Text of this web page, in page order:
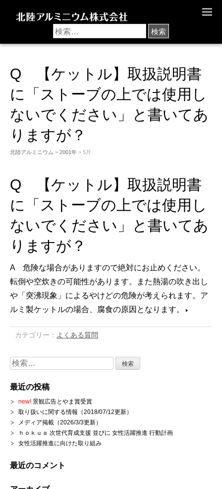
U
Q 【ケットル】取扱説明書
に「ストーブの上では使用し
ないでください」と書いてあ
りますが？
北陸アルミニウム > 2001年 > 5月
Q 【ケットル】取扱説明書
に「ストーブの上では使用し
ないでください」と書いてあ
りますが？
A 危険な場合がありますので絶対にお止めください。
転倒や空炊きの可能性があります。また熱湯の吹き出し
や「突沸現象」によるやけどの危険が考えられます。ア
ルミ製ケットルの場合、腐食の原因となります。
カテゴリー： よくある質問
検
最近の投稿
new! 景観広告とやま賞受賞
取り扱いに関する情報（2018/07/12更新）
メディア掲載（2026/3/3更新）
ｈｏｋｕａ 次世代育成支援 並びに 女性活躍推進 行動計画
女性活躍推進に向けた取り組み
最近のコメント